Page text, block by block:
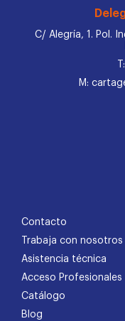
C/ Alegría, 1. Pol.
M:
Contacto
Trabaja con nosotros
Asistencia técnica
Acceso Profesionales
Catálogo
Blog